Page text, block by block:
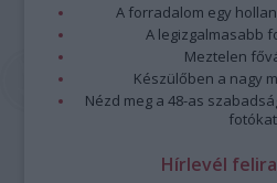
A forradalom egy
A legizgalmasabb
Meztelen
Készülőben a nagy
Nézd meg a 48-as
Hírlevél